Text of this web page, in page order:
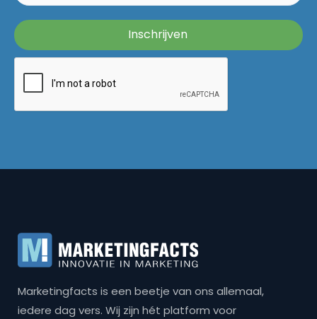
Marketingfacts is een beetje van ons allemaal,
iedere dag vers. Wij zijn hét platform voor